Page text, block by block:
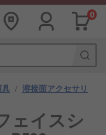
0
/ 溶接面アクセサリ
ェイスシ